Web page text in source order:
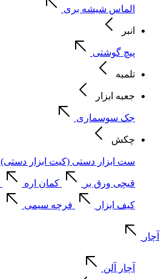
الماس شیشه بری
انبر
پیچ گوشتی
تلمبه
جعبه ابزار
جک سوسماری
چکش
ست ابزار دستی (کیت ابزار دستی)
قیچی ورق بر کمان اره
کیف ابزار فرچه سیمی
آچار
آچار آلن